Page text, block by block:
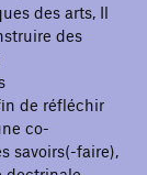
des arts, Il
des
de réfléchir
co-
savoirs(-faire),